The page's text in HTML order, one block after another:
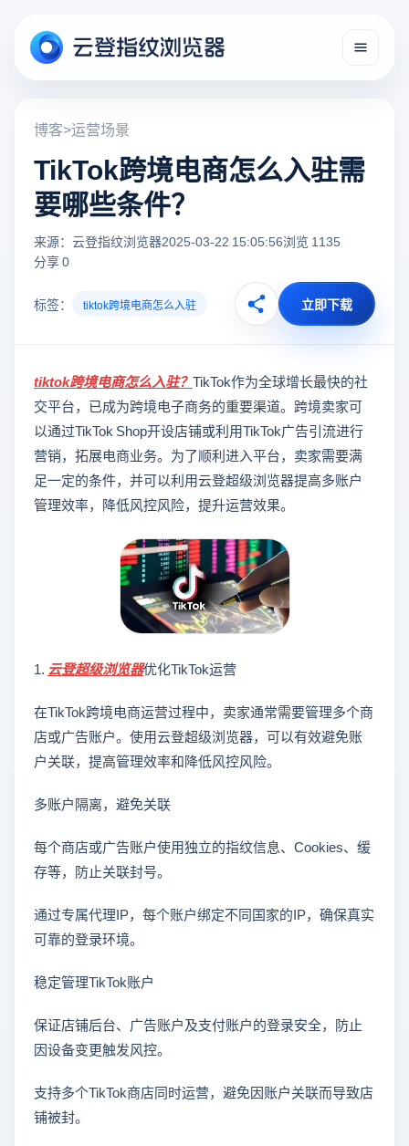
博客>运营场景
TikTok跨境电商怎么入驻需
要哪些条件？
来源：云登指纹浏览器2025-03-22 15:05:56浏览 1135
分享 0
标签： tiktok跨境电商怎么入驻 立即下载
tiktok跨境电商怎么入驻？ TikTok作为全球增长最快的社
交平台，已成为跨境电子商务的重要渠道。跨境卖家可
以通过TikTok Shop开设店铺或利用TikTok广告引流进行
营销，拓展电商业务。为了顺利进入平台，卖家需要满
足一定的条件，并可以利用云登超级浏览器提高多账户
管理效率，降低风控风险，提升运营效果。
1. 云登超级浏览器优化TikTok运营
在TikTok跨境电商运营过程中，卖家通常需要管理多个商
店或广告账户。使用云登超级浏览器，可以有效避免账
户关联，提高管理效率和降低风控风险。
多账户隔离，避免关联
每个商店或广告账户使用独立的指纹信息、Cookies、缓
存等，防止关联封号。
通过专属代理IP，每个账户绑定不同国家的IP，确保真实
可靠的登录环境。
稳定管理TikTok账户
保证店铺后台、广告账户及支付账户的登录安全，防止
因设备变更触发风控。
支持多个TikTok商店同时运营，避免因账户关联而导致店
铺被封。